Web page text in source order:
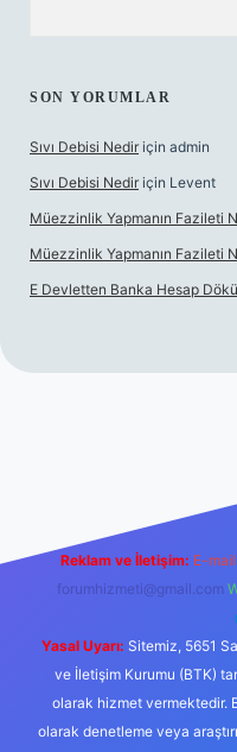
SON YORUMLAR
Sıvı Debisi Nedir için admin
Sıvı Debisi Nedir için Levent
Müezzinlik Yapmanın Fazileti
Müezzinlik Yapmanın Fazileti
E Devletten Banka Hesap
Reklam ve İletişim: E-
forumhizmeti@gmail.com
Yasal Uyarı: Sitemiz, 5651
ve İletişim Kurumu (BTK)
olarak hizmet vermektedir.
olarak denetleme veya